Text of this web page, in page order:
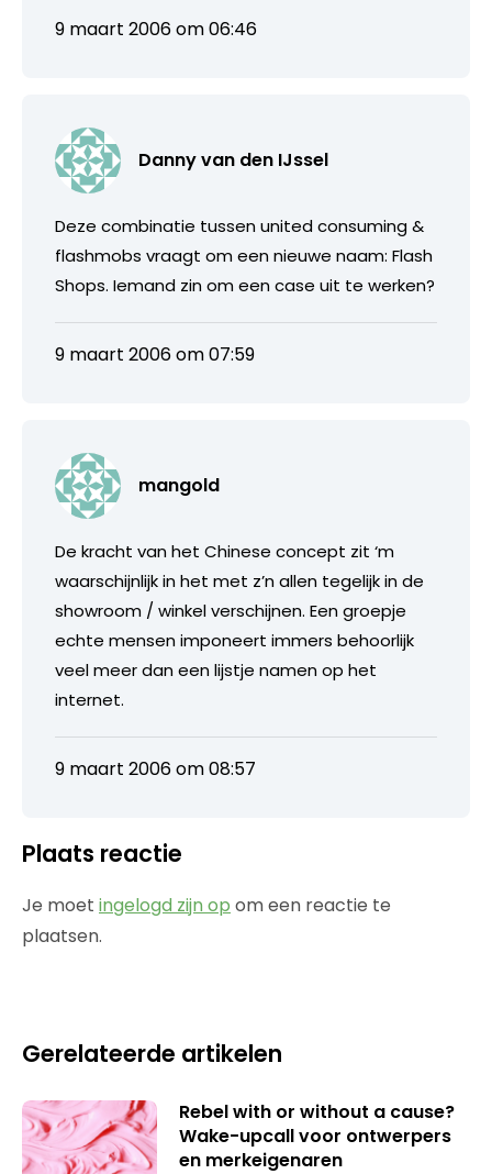
9 maart 2006 om 06:46
Danny van den IJssel
Deze combinatie tussen united consuming &
flashmobs vraagt om een nieuwe naam: Flash
Shops. Iemand zin om een case uit te werken?
9 maart 2006 om 07:59
mangold
De kracht van het Chinese concept zit ‘m
waarschijnlijk in het met z’n allen tegelijk in de
showroom / winkel verschijnen. Een groepje
echte mensen imponeert immers behoorlijk
veel meer dan een lijstje namen op het
internet.
9 maart 2006 om 08:57
Plaats reactie
Je moet ingelogd zijn op om een reactie te
plaatsen.
Gerelateerde artikelen
Rebel with or without a cause?
Wake-upcall voor ontwerpers
en merkeigenaren